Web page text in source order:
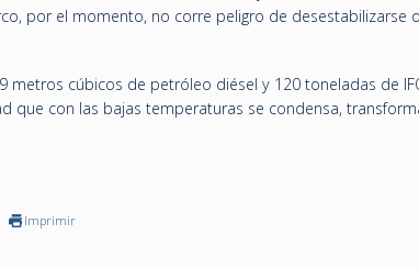
por el momento, no corre peligro de desestabilizarse
metros cúbicos de petróleo diésel y 120 toneladas de
que con las bajas temperaturas se condensa,
Imprimir